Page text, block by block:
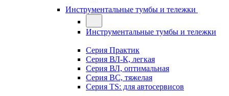
Инструментальные тумбы и тележки
Инструментальные тумбы и тележки
Серия Практик
Серия ВЛ-К, легкая
Серия ВЛ, оптимальная
Серия ВС, тяжелая
Серия TS: для автосервисов